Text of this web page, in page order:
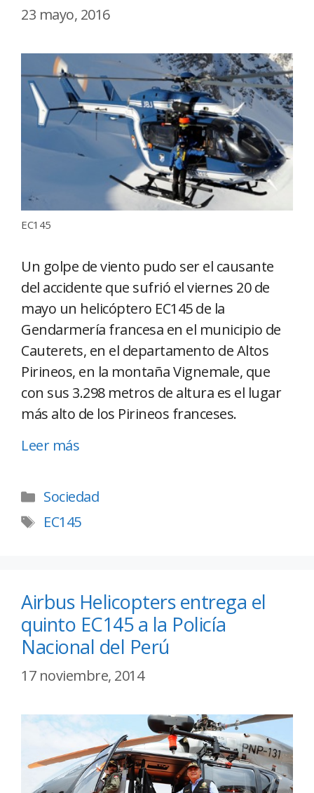
23 mayo, 2016
EC145
Un golpe de viento pudo ser el causante
del accidente que sufrió el viernes 20 de
mayo un helicóptero EC145 de la
Gendarmería francesa en el municipio de
Cauterets, en el departamento de Altos
Pirineos, en la montaña Vignemale, que
con sus 3.298 metros de altura es el lugar
más alto de los Pirineos franceses.
Leer más
Sociedad
EC145
Airbus Helicopters entrega el
quinto EC145 a la Policía
Nacional del Perú
17 noviembre, 2014